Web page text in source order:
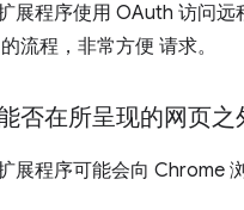
展程序使用 OAuth 访问
流程，非常方便 请求。
否在所呈现的网页之
展程序可能会向 Chrome